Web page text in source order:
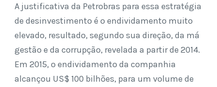
A justificativa da Petrobras para essa estratégia
de desinvestimento é o endividamento muito
elevado, resultado, segundo sua direção, da má
gestão e da corrupção, revelada a partir de 2014.
Em 2015, o endividamento da companhia
alcançou US$ 100 bilhões, para um volume de